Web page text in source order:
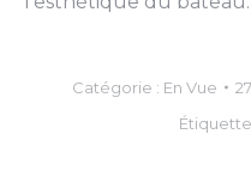
Catégorie : En Vue